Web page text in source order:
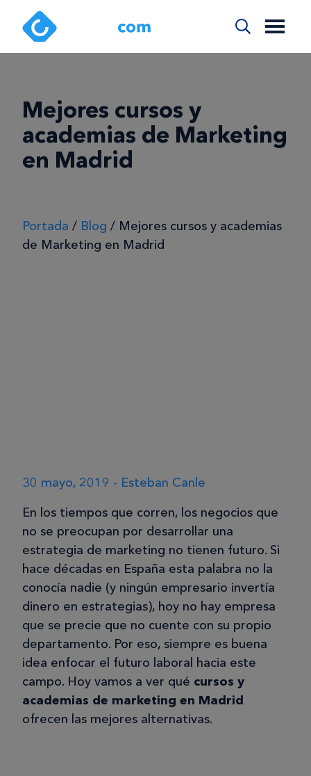
Mejores cursos y
academias de Marketing
en Madrid
Portada / Blog / Mejores cursos y academias
de Marketing en Madrid
30 mayo, 2019 - Esteban Canle
En los tiempos que corren, los negocios que
no se preocupan por desarrollar una
estrategia de marketing no tienen futuro. Si
hace décadas en España esta palabra no la
conocía nadie (y ningún empresario invertía
dinero en estrategias), hoy no hay empresa
que se precie que no cuente con su propio
departamento. Por eso, siempre es buena
idea enfocar el futuro laboral hacia este
campo. Hoy vamos a ver qué cursos y
academias de marketing en Madrid
ofrecen las mejores alternativas.